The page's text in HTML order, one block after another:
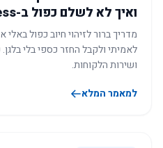
ואיך לא לשלם כפול ב-Aliexpress
מדריך ברור לזיהוי חיוב כפול
לאמיתי ולקבל החזר כספי בלי
ושירות הלקוחות.
למאמר המלא